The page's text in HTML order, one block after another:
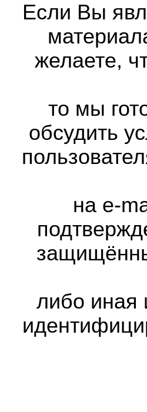
Если Вы
желаете,
то мы
обсудить
на e-
либо иная